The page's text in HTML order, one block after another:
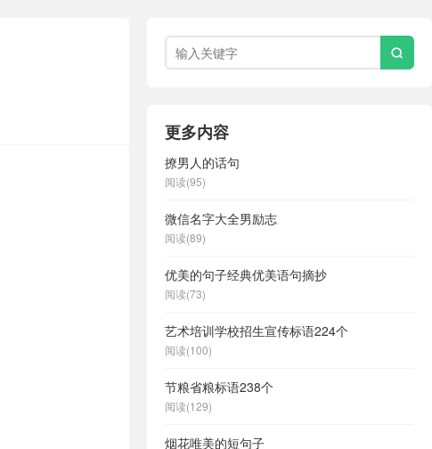

更多内容
撩男人的话句
阅读(95)
微信名字大全男励志
阅读(89)
优美的句子经典优美语句摘抄
阅读(73)
艺术培训学校招生宣传标语224个
阅读(100)
节粮省粮标语238个
阅读(129)
烟花唯美的短句子